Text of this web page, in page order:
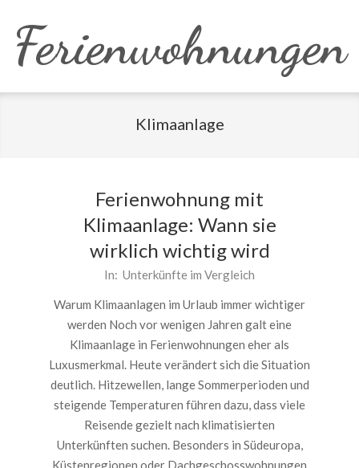
content
Ferienwohnungen
Klimaanlage
Ferienwohnung mit
Klimaanlage: Wann sie
wirklich wichtig wird
04
In: Unterkünfte im Vergleich
Warum Klimaanlagen im Urlaub immer wichtiger
werden Noch vor wenigen Jahren galt eine
Klimaanlage in Ferienwohnungen eher als
Luxusmerkmal. Heute verändert sich die Situation
deutlich. Hitzewellen, lange Sommerperioden und
steigende Temperaturen führen dazu, dass viele
Reisende gezielt nach klimatisierten
Unterkünften suchen. Besonders in Südeuropa,
Küstenregionen oder Dachgeschosswohnungen